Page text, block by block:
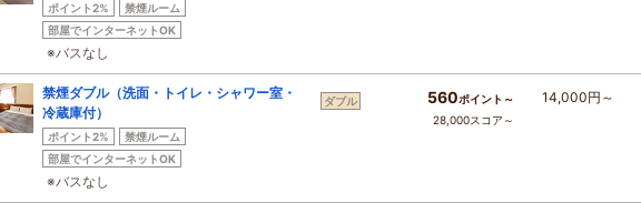
ポイント2%
禁煙ルーム
部屋でインターネットOK
※バスなし
禁煙ダブル（洗面・トイレ・シャワー室・
冷蔵庫付）
ポイント2%
禁煙ルーム
部屋でインターネットOK
※バスなし
ダブル 560ポイント～
28,000スコア～
14,000円～